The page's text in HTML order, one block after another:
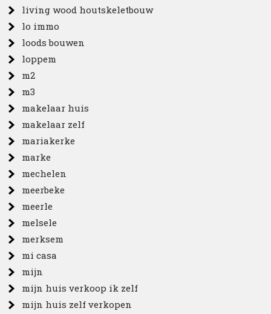
living wood houtskeletbouw
lo immo
loods bouwen
loppem
m2
m3
makelaar huis
makelaar zelf
mariakerke
marke
mechelen
meerbeke
meerle
melsele
merksem
mi casa
mijn
mijn huis verkoop ik zelf
mijn huis zelf verkopen